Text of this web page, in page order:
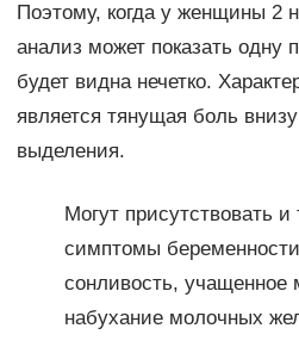
Поэтому, когда у женщины 2
анализ может показать одну
будет видна нечетко.
является тянущая боль
выделения.
Могут присутствовать
симптомы
сонливость, учащенное
набухание молочных